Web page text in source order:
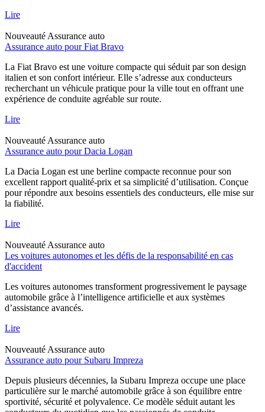
Lire
Nouveauté Assurance auto
Assurance auto pour Fiat Bravo
La Fiat Bravo est une voiture compacte qui séduit par son design
italien et son confort intérieur. Elle s’adresse aux conducteurs
recherchant un véhicule pratique pour la ville tout en offrant une
expérience de conduite agréable sur route.
Lire
Nouveauté Assurance auto
Assurance auto pour Dacia Logan
La Dacia Logan est une berline compacte reconnue pour son
excellent rapport qualité-prix et sa simplicité d’utilisation. Conçue
pour répondre aux besoins essentiels des conducteurs, elle mise sur
la fiabilité.
Lire
Nouveauté Assurance auto
Les voitures autonomes et les défis de la responsabilité en cas
d'accident
Les voitures autonomes transforment progressivement le paysage
automobile grâce à l’intelligence artificielle et aux systèmes
d’assistance avancés.
Lire
Nouveauté Assurance auto
Assurance auto pour Subaru Impreza
Depuis plusieurs décennies, la Subaru Impreza occupe une place
particulière sur le marché automobile grâce à son équilibre entre
sportivité, sécurité et polyvalence. Ce modèle séduit autant les